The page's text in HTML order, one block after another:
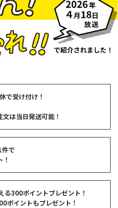
で受け付け！
は当日発送可能！
で
る300ポイントプレゼント！
ポイントもプレゼント！